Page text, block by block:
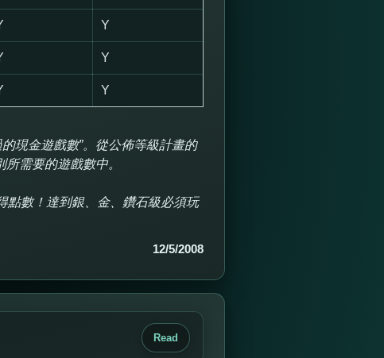
Y
Y
Y
現金遊戲數”。從公佈等級計畫的
需要的遊戲數中。
點數！達到銀、金、鑽石級必須玩
12/5/2008
Read